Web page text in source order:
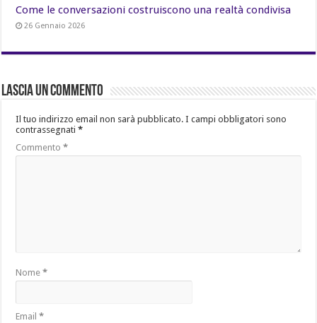
Come le conversazioni costruiscono una realtà condivisa
26 Gennaio 2026
Lascia un commento
Il tuo indirizzo email non sarà pubblicato. I campi obbligatori sono
contrassegnati*
Commento*
Nome*
Email*